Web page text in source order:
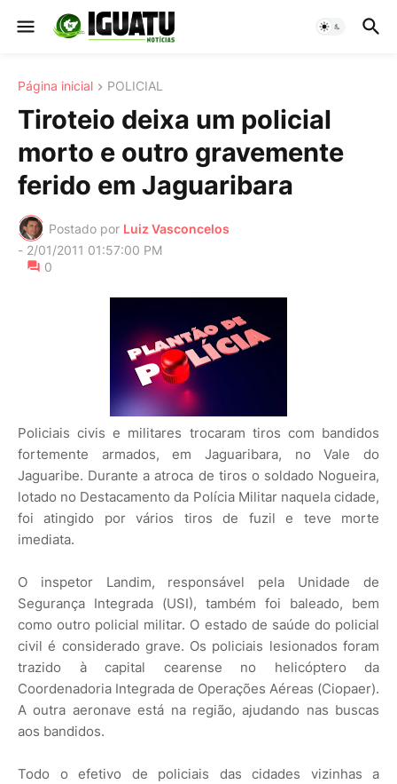
Página inicial POLICIAL
Tiroteio deixa um policial
morto e outro gravemente
ferido em Jaguaribara
Postado por Luiz Vasconcelos
- 2/01/2011 01:57:00 PM
0
Policiais civis e militares trocaram tiros com bandidos
fortemente armados, em Jaguaribara, no Vale do
Jaguaribe. Durante a atroca de tiros o soldado Nogueira,
lotado no Destacamento da Polícia Militar naquela cidade,
foi atingido por vários tiros de fuzil e teve morte
imediata.
O inspetor Landim, responsável pela Unidade de
Segurança Integrada (USI), também foi baleado, bem
como outro policial militar. O estado de saúde do policial
civil é considerado grave. Os policiais lesionados foram
trazido à capital cearense no helicóptero da
Coordenadoria Integrada de Operações Aéreas (Ciopaer).
A outra aeronave está na região, ajudando nas buscas
aos bandidos.
Todo o efetivo de policiais das cidades vizinhas a